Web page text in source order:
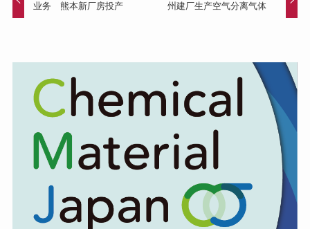
业务 熊本新厂房投产
州建厂生产空气分离气体